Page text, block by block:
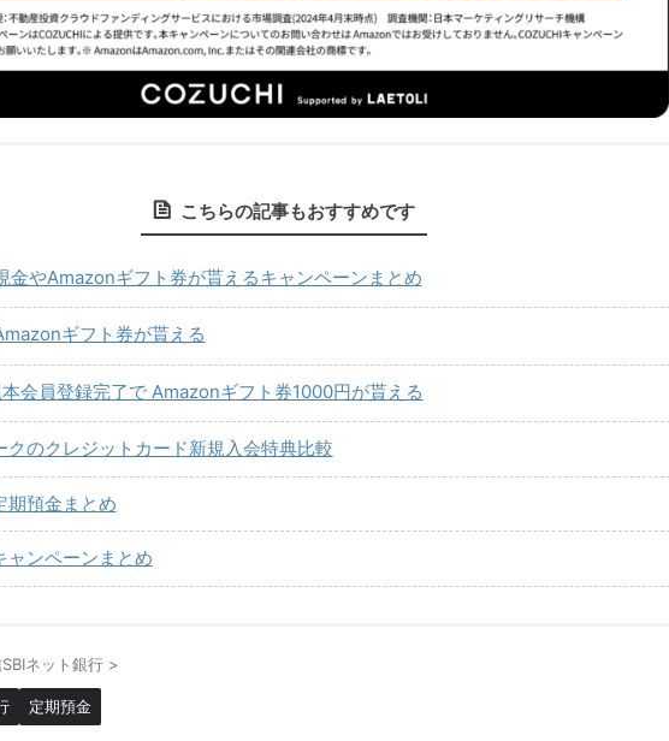
こちらの記事もおすすめです
金やAmazonギフト券が貰えるキャンペーンまとめ
ギフト券が貰える
会員登録完了で Amazonギフト券1000円が貰える
クのクレジットカード新規入会特典比較
期預金まとめ
ャンペーンまとめ
ネット銀行 >
定期預金